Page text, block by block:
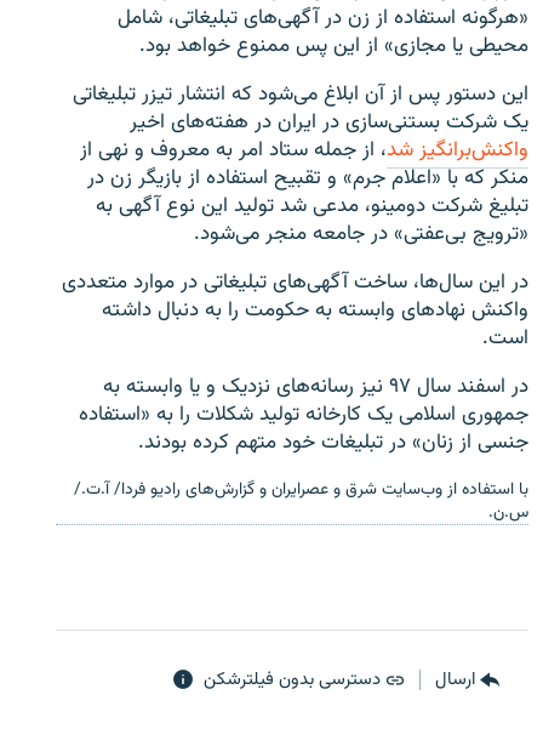
«هرگونه استفاده از زن در آگهی‌های تبلیغاتی، شامل
محیطی یا مجازی» از این پس ممنوع خواهد بود.
این دستور پس از آن ابلاغ می‌شود که انتشار تیزر تبلیغاتی
یک شرکت بستنی‌سازی در ایران در هفته‌های اخیر
واکنش‌برانگیز شد، از جمله ستاد امر به معروف و نهی از
منکر که با «اعلام جرم» و تقبیح استفاده از بازیگر زن در
تبلیغ شرکت دومینو، مدعی شد تولید این نوع آگهی به
«ترویج بی‌عفتی» در جامعه منجر می‌شود.
در این سال‌ها، ساخت آگهی‌های تبلیغاتی در موارد متعددی
واکنش نهادهای وابسته به حکومت را به دنبال داشته
است.
در اسفند سال ۹۷ نیز رسانه‌های نزدیک و یا وابسته به
جمهوری اسلامی یک کارخانه تولید شکلات را به «استفاده
جنسی از زنان» در تبلیغات خود متهم کرده بودند.
با استفاده از وب‌سایت شرق و عصرایران و گزارش‌های رادیو فردا/ آ.ت./
س.ن.
ارسال دسترسی بدون فیلترشکن